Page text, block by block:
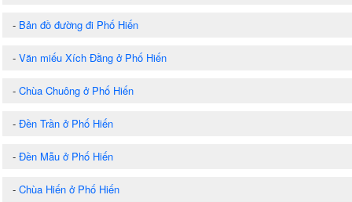
- Bản đồ đường đi Phố Hiến
- Văn miếu Xích Đằng ở Phố Hiến
- Chùa Chuông ở Phố Hiến
- Đền Trần ở Phố Hiến
- Đền Mẫu ở Phố Hiến
- Chùa Hiến ở Phố Hiến